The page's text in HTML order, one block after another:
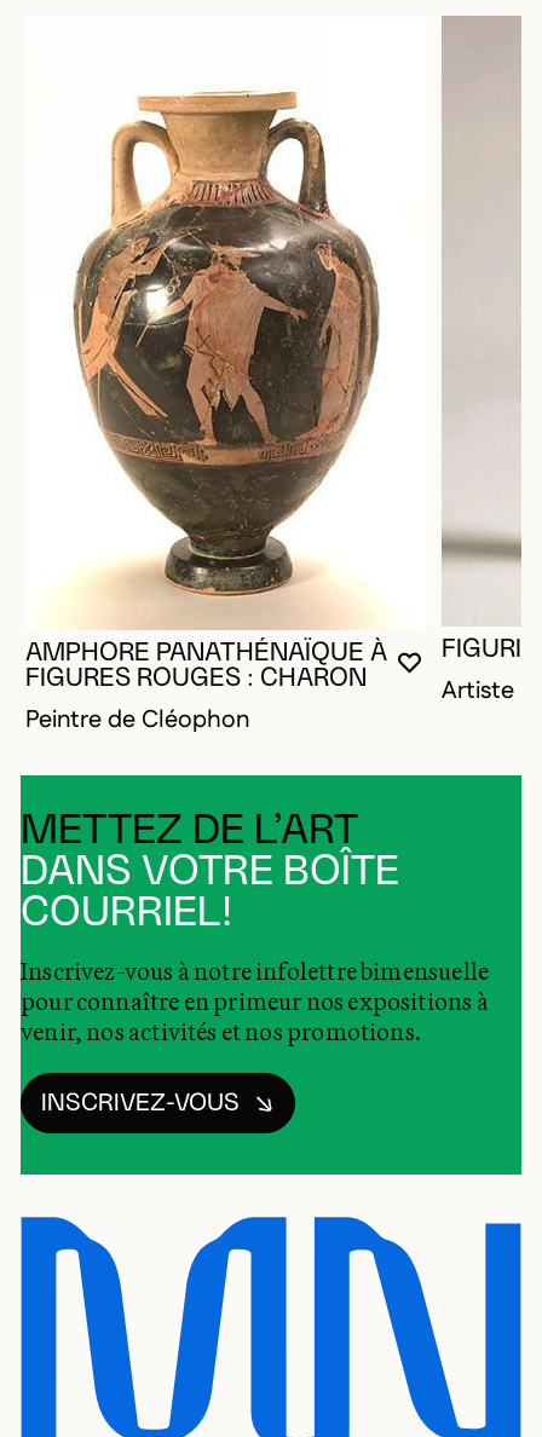
VOUS
FERMER
OUVRIR LA
AMPHORE PANATHÉNAÏQUE À
FIGURES ROUGES : CHARON
Peintre de Cléophon
Artiste
METTEZ DE L’ART
DANS VOTRE BOÎTE
COURRIEL!
Inscrivez-vous à notre infolettre bimensuelle
pour connaître en primeur nos expositions à
venir, nos activités et nos promotions.
INSCRIVEZ-VOUS